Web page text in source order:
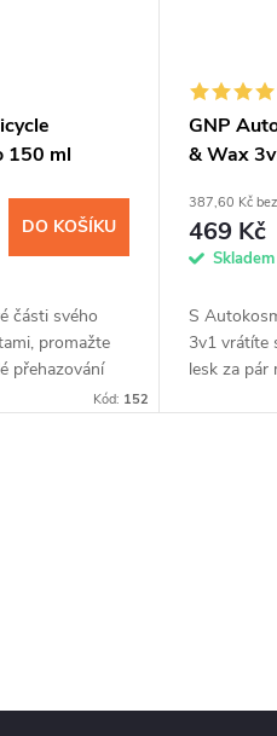
150 ml
DO KOŠÍKU
části svého
promažte
přehazování
Bicycle.Kód: 152
GNP
& Wax
387,60 Kč
469 Kč
S
3v1 vrátíte
lesk za pár